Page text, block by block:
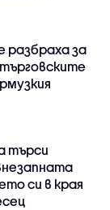
разбраха за
търси
си в края